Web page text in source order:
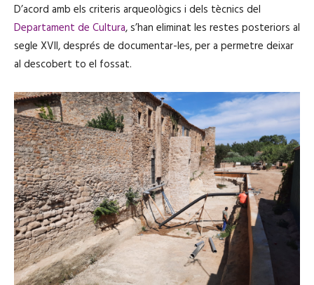
D’acord amb els criteris arqueològics i dels tècnics del
Departament de Cultura, s’han eliminat les restes posteriors al
segle XVII, després de documentar-les, per a permetre deixar
al descobert to el fossat.